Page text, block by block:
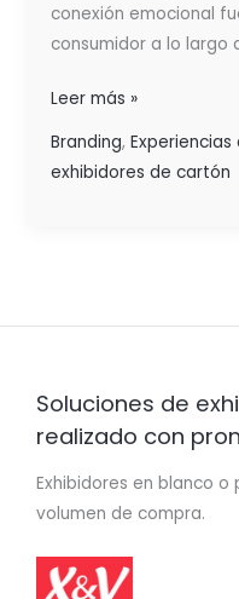
conexión emocional
consumidor a lo largo
Leer más »
Branding,
exhibidores de cartón
Soluciones de
realizado con
Exhibidores en blanco
volumen de compra.